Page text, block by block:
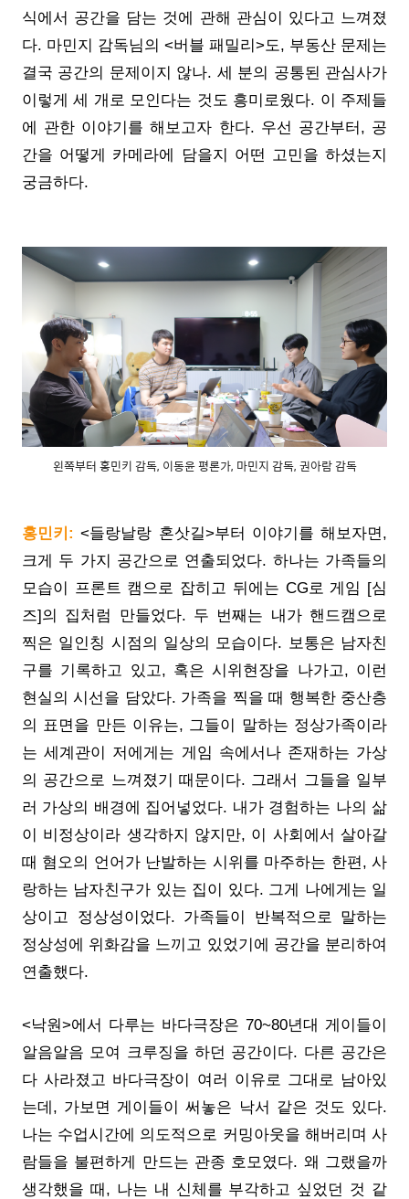
식에서 공간을 담는 것에 관해 관심이 있다고 느껴졌
다. 마민지 감독님의 <버블 패밀리>도, 부동산 문제는
결국 공간의 문제이지 않나. 세 분의 공통된 관심사가
이렇게 세 개로 모인다는 것도 흥미로웠다. 이 주제들
에 관한 이야기를 해보고자 한다. 우선 공간부터, 공
간을 어떻게 카메라에 담을지 어떤 고민을 하셨는지
궁금하다.
왼쪽부터 홍민키 감독, 이동윤 평론가, 마민지 감독, 권아람 감독
홍민키: <들랑날랑 혼삿길>부터 이야기를 해보자면,
크게 두 가지 공간으로 연출되었다. 하나는 가족들의
모습이 프론트 캠으로 잡히고 뒤에는 CG로 게임 [심
즈]의 집처럼 만들었다. 두 번째는 내가 핸드캠으로
찍은 일인칭 시점의 일상의 모습이다. 보통은 남자친
구를 기록하고 있고, 혹은 시위현장을 나가고, 이런
현실의 시선을 담았다. 가족을 찍을 때 행복한 중산층
의 표면을 만든 이유는, 그들이 말하는 정상가족이라
는 세계관이 저에게는 게임 속에서나 존재하는 가상
의 공간으로 느껴졌기 때문이다. 그래서 그들을 일부
러 가상의 배경에 집어넣었다. 내가 경험하는 나의 삶
이 비정상이라 생각하지 않지만, 이 사회에서 살아갈
때 혐오의 언어가 난발하는 시위를 마주하는 한편, 사
랑하는 남자친구가 있는 집이 있다. 그게 나에게는 일
상이고 정상성이었다. 가족들이 반복적으로 말하는
정상성에 위화감을 느끼고 있었기에 공간을 분리하여
연출했다.
<낙원>에서 다루는 바다극장은 70~80년대 게이들이
알음알음 모여 크루징을 하던 공간이다. 다른 공간은
다 사라졌고 바다극장이 여러 이유로 그대로 남아있
는데, 가보면 게이들이 써놓은 낙서 같은 것도 있다.
나는 수업시간에 의도적으로 커밍아웃을 해버리며 사
람들을 불편하게 만드는 관종 호모였다. 왜 그랬을까
생각했을 때, 나는 내 신체를 부각하고 싶었던 것 같